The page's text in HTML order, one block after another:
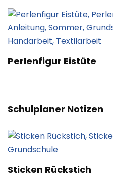
Perlenfigur Eistüte
Schulplaner Notizen
Sticken Rückstich